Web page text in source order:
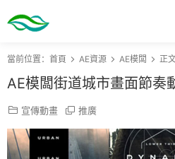
當前位置： 首頁 AE資源 AE模闆 正
AE模闆街道城市畫面節奏
宣傳動畫 推廣